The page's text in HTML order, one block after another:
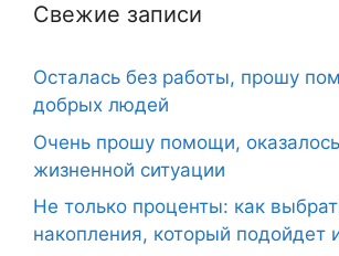
Свежие записи
Осталась без работы, прошу
добрых людей
Очень прошу помощи,
жизненной ситуации
Не только проценты: как
накопления, который подойдет